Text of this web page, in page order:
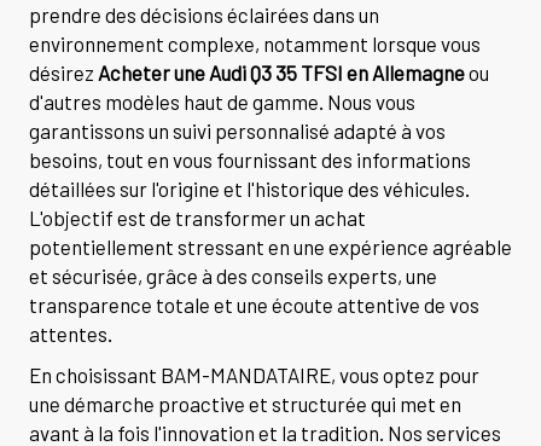
prendre des décisions éclairées dans un
environnement complexe, notamment lorsque vous
désirez Acheter une Audi Q3 35 TFSI en Allemagneou
d'autres modèles haut de gamme. Nous vous
garantissons un suivi personnalisé adapté à vos
besoins, tout en vous fournissant des informations
détaillées sur l'origine et l'historique des véhicules.
L'objectif est de transformer un achat
potentiellement stressant en une expérience agréable
et sécurisée, grâce à des conseils experts, une
transparence totale et une écoute attentive de vos
attentes.
En choisissant BAM-MANDATAIRE, vous optez pour
une démarche proactive et structurée qui met en
avant à la fois l'innovation et la tradition. Nos services